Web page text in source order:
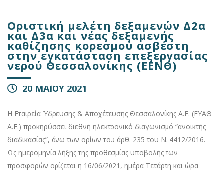
Οριστική μελέτη δεξαμενών Δ2α
και Δ3α και νέας δεξαμενής
καθίζησης κορεσμού ασβέστη
στην εγκατάσταση επεξεργασίας
νερού Θεσσαλονίκης (ΕΕΝΘ)
20 ΜΑΪΟΥ 2021
Η Εταιρεία Ύδρευσης & Αποχέτευσης Θεσσαλονίκης Α.Ε. (ΕΥΑΘ
Α.Ε.) προκηρύσσει διεθνή ηλεκτρονικό διαγωνισμό “ανοικτής
διαδικασίας”, άνω των ορίων του άρθ. 235 του Ν. 4412/2016.
Ως ημερομηνία λήξης της προθεσμίας υποβολής των
προσφορών ορίζεται η 16/06/2021, ημέρα Τετάρτη και ώρα